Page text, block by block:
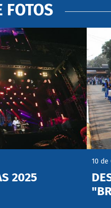
FOTOS
2025
10 de